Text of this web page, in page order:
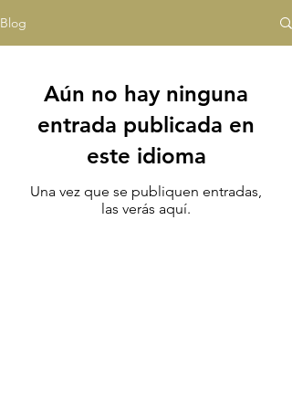
Blog
Aún no hay ninguna
entrada publicada en
este idioma
Una vez que se publiquen entradas,
las verás aquí.